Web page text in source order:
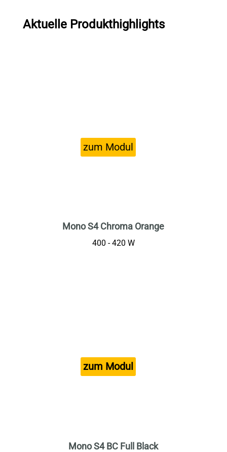
Aktuelle Produkthighlights
Mono S4 Chroma Orange
400 - 420 W
Mono S4 BC Full Black